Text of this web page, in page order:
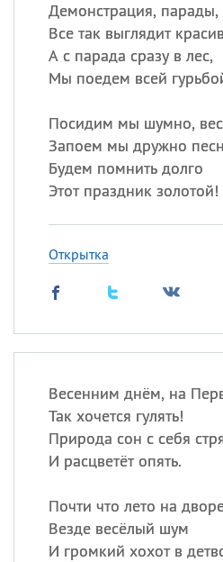
Демонстрация, парады,
Все так выглядит
А с парада сразу в лес,
Мы поедем всей
Посидим мы шумно,
Запоем мы дружно
Будем помнить долго
Этот праздник золотой!
Открытка
Весенним днём, на
Так хочется гулять!
Природа сон с себя
И расцветёт опять.
Почти что лето на
Везде весёлый шум
И громкий хохот в